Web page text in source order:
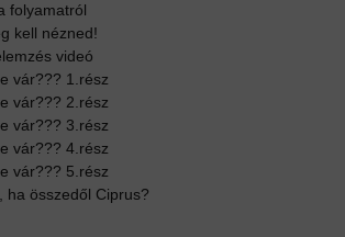
folyamatról
kell nézned!
videó
vár??? 1.rész
vár??? 2.rész
vár??? 3.rész
vár??? 4.rész
vár??? 5.rész
ha összedől Ciprus?